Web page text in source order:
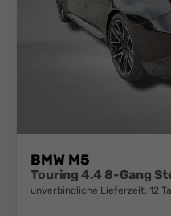
BMW M5
Touring 4.4 8-Gang
unverbindliche Lieferzeit: 12